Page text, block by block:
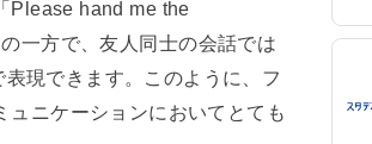
Please hand me the
一方で、友人同士の会話では
現できます。このように、フ
ュニケーションにおいてとても